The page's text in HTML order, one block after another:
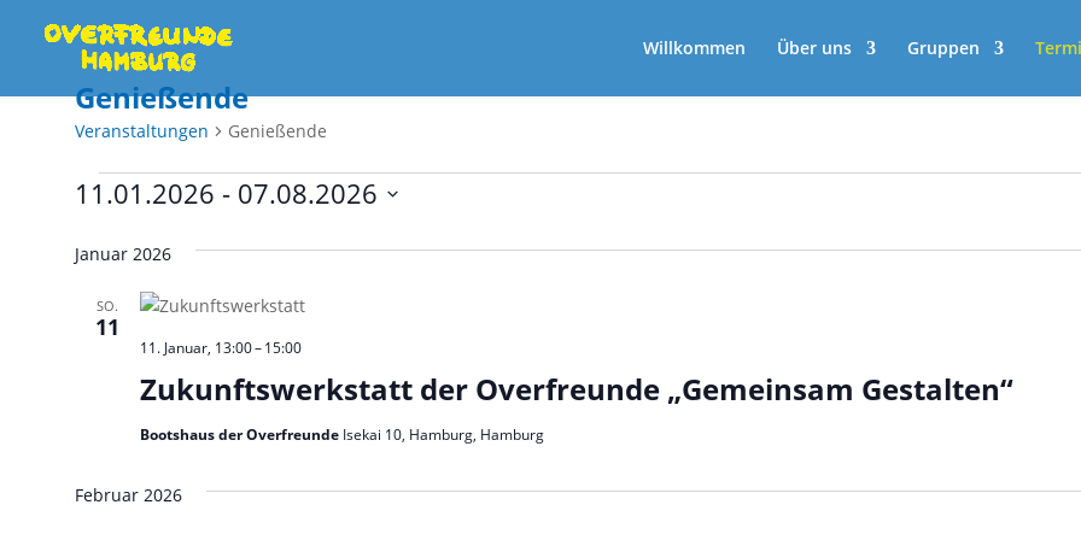
Willkommen Über uns Gruppen
Genießende
Veranstaltungen Genießende
Veranstaltungen
11.01.2026 - 07.08.2026
wählen.
Januar 2026
SO.
11
Zukunftswerkstatt der Overfreunde „Gemeinsam Gestalten“
11. Januar, 13:00–15:00
Bootshaus der Overfreunde Isekai 10, Hamburg, Hamburg
Februar 2026